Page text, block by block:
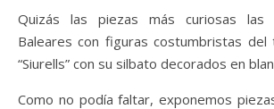
Quizás las piezas más curiosas las
Baleares con figuras costumbristas del
“Siurells” con su silbato decorados en
Como no podía faltar, exponemos